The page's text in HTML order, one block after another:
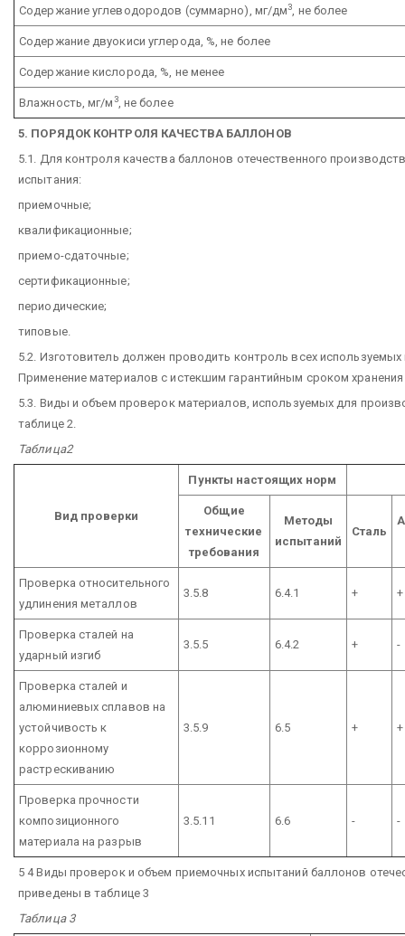
Содержание углеводородов (суммарно), мг/дм3 , не более
Содержание двуокиси углерода, %, не более
Содержание кислорода, %, не менее
Влажность, мг/м3, не более
5. ПОРЯДОК КОНТРОЛЯ КАЧЕСТВА БАЛЛОНОВ
5.1. Для контроля качества баллонов отечественного
испытания:
приемочные;
квалификационные;
приемо-сдаточные;
сертификационные;
периодические;
типовые.
5.2. Изготовитель должен проводить контроль всех
Применение материалов с истекшим гарантийным сроком хранения
5.3. Виды и объем проверок материалов, используемых для
таблице 2.
Таблица2
Вид проверки
Пункты настоящих норм
Общие
технические
требования
Методы
испытаний
Сталь
Проверка относительного
удлинения металлов
3.5.8 6.4.1 + +
Проверка сталей на
ударный изгиб
3.5.5 6.4.2 + -
Проверка сталей и
алюминиевых сплавов на
устойчивость к
коррозионному
растрескиванию
3.5.9 6.5 + +
Проверка прочности
композиционного
материала на разрыв
3.5.11 6.6 - -
5 4 Виды проверок и объем приемочных испытаний баллонов
приведены в таблице 3
Таблица 3